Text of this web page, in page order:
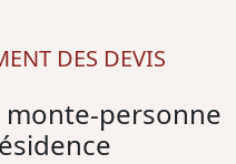
DES DEVIS
personne